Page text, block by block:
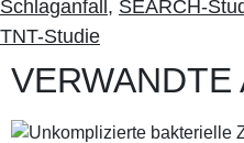
Schlaganfall, SEARCH-
TNT-Studie
VERWANDTE